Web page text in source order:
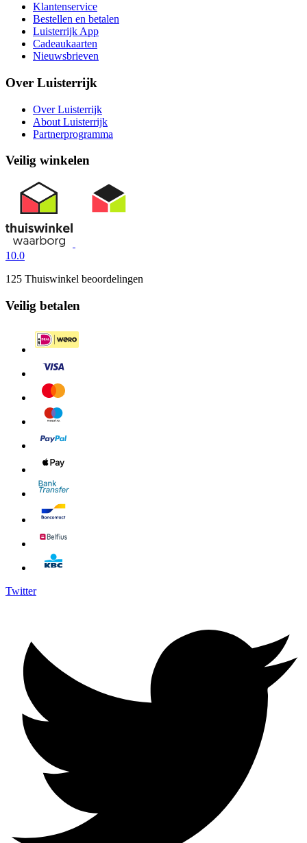
Klantenservice
Bestellen en betalen
Luisterrijk App
Cadeaukaarten
Nieuwsbrieven
Over Luisterrijk
Over Luisterrijk
About Luisterrijk
Partnerprogramma
Veilig winkelen
10.0
125 Thuiswinkel beoordelingen
Veilig betalen
Twitter